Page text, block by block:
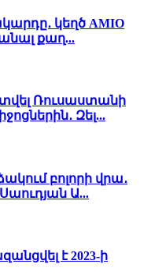
կեղծ AMIO
քաղ...
տվել Ռուսաստանի
Զել...
բոլորի վրա․
Ա...
է 2023-ի